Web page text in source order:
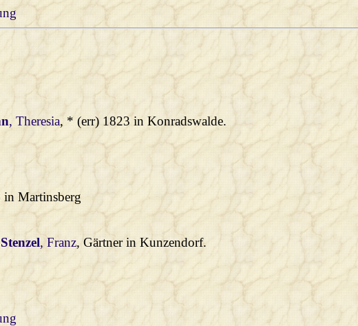
, Theresia, * (err) 1823 in Konradswalde.
Martinsberg
Stenzel, Franz, Gärtner in Kunzendorf.